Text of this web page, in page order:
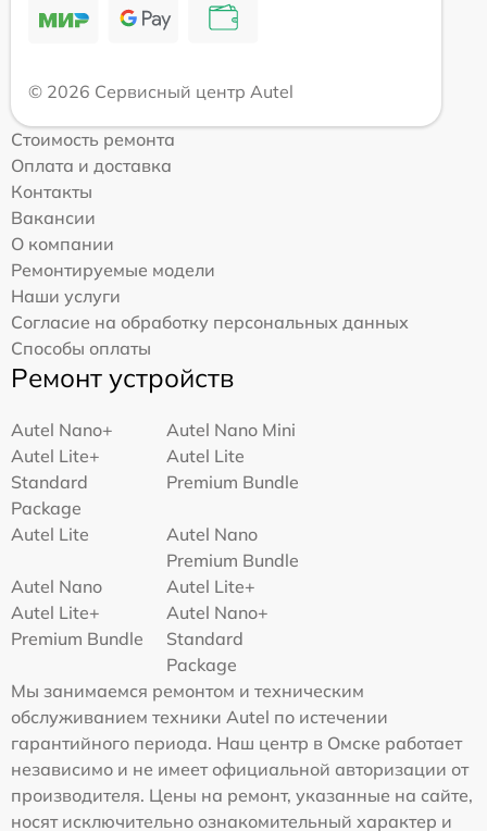
© 2026 Сервисный центр Autel
Стоимость ремонта
Оплата и доставка
Контакты
Вакансии
О компании
Ремонтируемые модели
Наши услуги
Согласие на обработку персональных данных
Способы оплаты
Ремонт устройств
Autel Nano+
Autel Nano Mini
Autel Lite+
Standard
Package
Autel Lite
Premium Bundle
Autel Lite
Autel Nano
Premium Bundle
Autel Nano
Autel Lite+
Autel Lite+
Premium Bundle
Autel Nano+
Standard
Package
Мы занимаемся ремонтом и техническим
обслуживанием техники Autel по истечении
гарантийного периода. Наш центр в Омске работает
независимо и не имеет официальной авторизации от
производителя. Цены на ремонт, указанные на сайте,
носят исключительно ознакомительный характер и